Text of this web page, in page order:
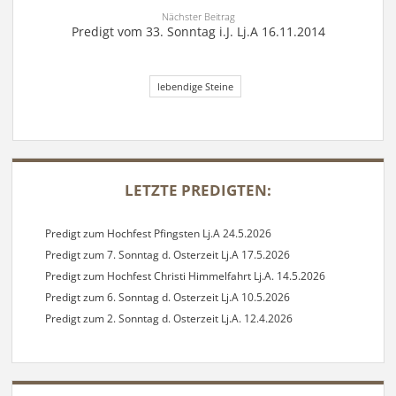
Nächster Beitrag
Predigt vom 33. Sonntag i.J. Lj.A 16.11.2014
lebendige Steine
SIDEBAR
LETZTE PREDIGTEN:
Predigt zum Hochfest Pfingsten Lj.A 24.5.2026
Predigt zum 7. Sonntag d. Osterzeit Lj.A 17.5.2026
Predigt zum Hochfest Christi Himmelfahrt Lj.A. 14.5.2026
Predigt zum 6. Sonntag d. Osterzeit Lj.A 10.5.2026
Predigt zum 2. Sonntag d. Osterzeit Lj.A. 12.4.2026